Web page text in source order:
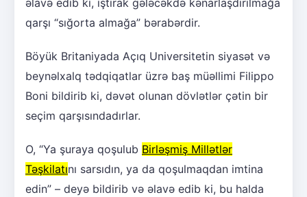
əlavə edib ki, iştirak gələcəkdə kənarlaşdırılmağa
qarşı “sığorta almağa” bərabərdir.
Böyük Britaniyada Açıq Universitetin siyasət və
beynəlxalq tədqiqatlar üzrə baş müəllimi Filippo
Boni bildirib ki, dəvət olunan dövlətlər çətin bir
seçim qarşısındadırlar.
O, “Ya şuraya qoşulub Birləşmiş Millətlər
Təşkilatını sarsıdın, ya da qoşulmaqdan imtina
edin” – deyə bildirib və əlavə edib ki, bu halda